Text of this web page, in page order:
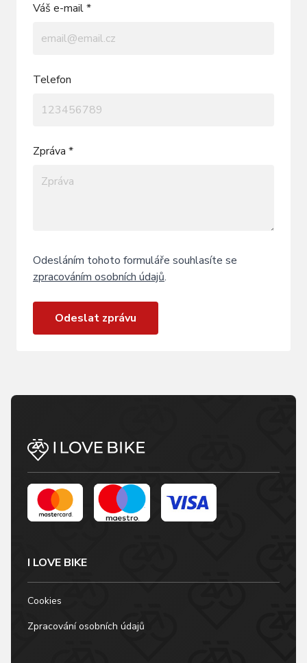
Váš e-mail *
Telefon
Zpráva *
Odesláním tohoto formuláře souhlasíte se
zpracováním osobních údajů.
Odeslat zprávu
I LOVE BIKE
Cookies
Zpracování osobních údajů